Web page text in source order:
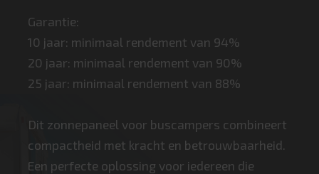
Garantie:
10 jaar: minimaal rendement van 94%
20 jaar: minimaal rendement van 90%
25 jaar: minimaal rendement van 88%
Dit zonnepaneel voor buscampers combineert
compactheid met kracht en betrouwbaarheid.
Een perfecte oplossing voor iedereen die